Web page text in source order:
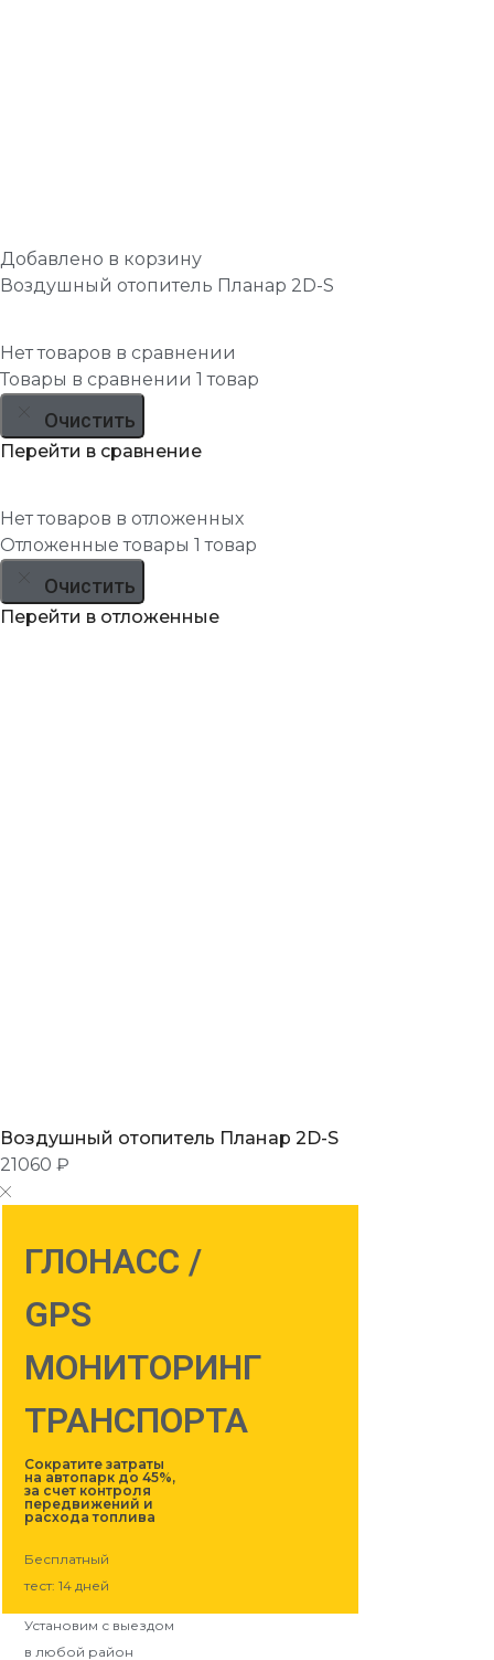
Добавлено в корзину
Воздушный отопитель Планар 2D-S
Нет товаров в сравнении
Товары в сравнении 1 товар
Очистить
Перейти в сравнение
Нет товаров в отложенных
Отложенные товары 1 товар
Очистить
Перейти в отложенные
Воздушный отопитель Планар 2D-S
21060 ₽
ГЛОНАСС /
GPS
МОНИТОРИНГ
ТРАНСПОРТА
Сократите затраты
на автопарк до 45%,
за счет контроля
передвижений и
расхода топлива
Бесплатный
тест: 14 дней
Установим с выездом
в любой район